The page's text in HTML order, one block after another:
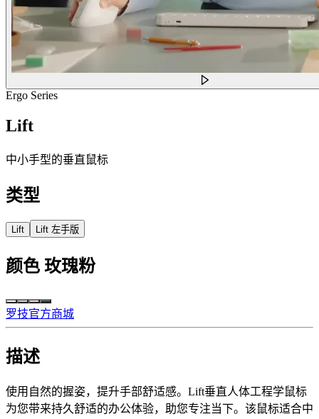
Ergo Series
Lift
中小手型的垂直鼠标
类型
Lift Lift 左手版
颜色 玫瑰粉
罗技官方商城
描述
使用自然的握姿，提升手部舒适感。Lift垂直人体工程学鼠标
为您带来持久舒适的办公体验，助您专注当下。该鼠标适合中